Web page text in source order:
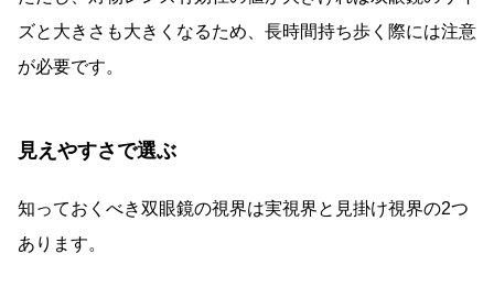
ズと大きさも大きくなるため、長時間持ち歩く際には注意
が必要です。
見えやすさで選ぶ
知っておくべき双眼鏡の視界は実視界と見掛け視界の2つ
あります。